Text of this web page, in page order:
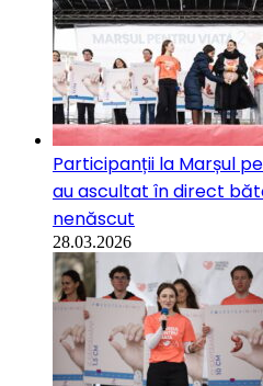
Participanții la Marșul
au ascultat în direct
nenăscut
28.03.2026